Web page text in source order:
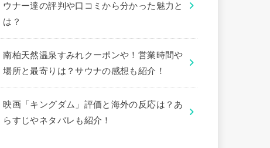
ウナー達の評判や口コミから分かった魅力と
は？
南柏天然温泉すみれクーポンや！営業時間や
場所と最寄りは？サウナの感想も紹介！
映画「キングダム」評価と海外の反応は？あ
らすじやネタバレも紹介！